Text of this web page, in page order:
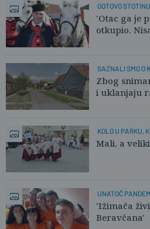
GOTOVO
'Otac ga je
otkupio.
SAZNALI SMO O
Zbog
i uklanjaju
KOLO U PARKU,
Mali, a
UNATOČ
'Ižimača
Beravčana'